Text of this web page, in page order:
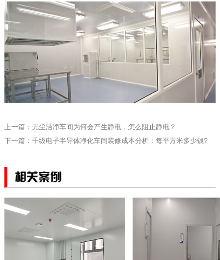
上一篇： 无尘洁净车间为何会产生静电，怎么阻止静电？
下一篇： 千级电子半导体净化车间装修成本分析：每平方米多少钱?
相关案例